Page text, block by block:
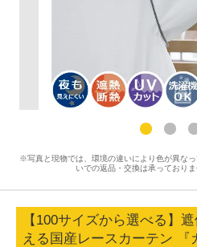
※写真と現物では、環境の違いにより色が異な
いでの返品・交換は承っており
【100サイズから選べる】
える国産レースカーテン 『